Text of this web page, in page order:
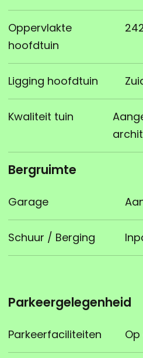
Oppervlakte
hoofdtuin
Ligging hoofdtuin
Kwaliteit tuin
Bergruimte
Garage
Schuur / Berging
Parkeergelegenheid
Parkeerfaciliteiten